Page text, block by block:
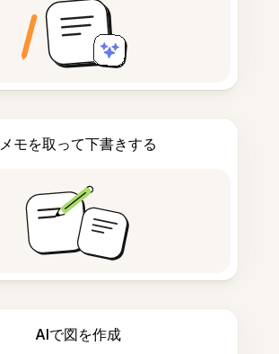
メモを取って下書きする
AIで図を作成